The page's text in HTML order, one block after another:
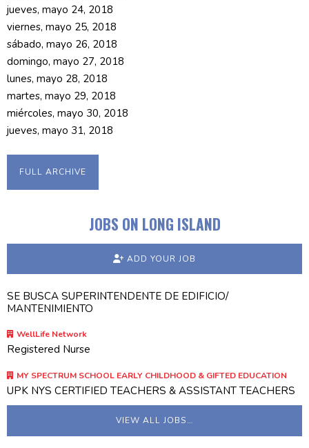
jueves, mayo 24, 2018
viernes, mayo 25, 2018
sábado, mayo 26, 2018
domingo, mayo 27, 2018
lunes, mayo 28, 2018
martes, mayo 29, 2018
miércoles, mayo 30, 2018
jueves, mayo 31, 2018
FULL ARCHIVE
JOBS ON LONG ISLAND
ADD YOUR JOB
SE BUSCA SUPERINTENDENTE DE EDIFICIO/
MANTENIMIENTO
WellLife Network
Registered Nurse
MY SPECTRUM SCHOOL EARLY CHILDHOOD & GIFTED EDUCATION
UPK NYS CERTIFIED TEACHERS & ASSISTANT TEACHERS
VIEW ALL JOBS…